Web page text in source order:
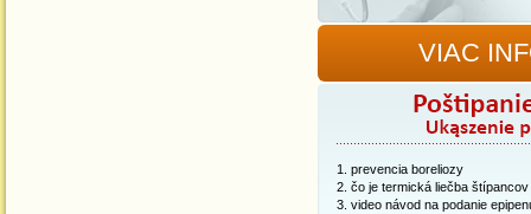
VIAC
prevencia boreliozy
čo je termická liečba štípancov
video návod na podanie